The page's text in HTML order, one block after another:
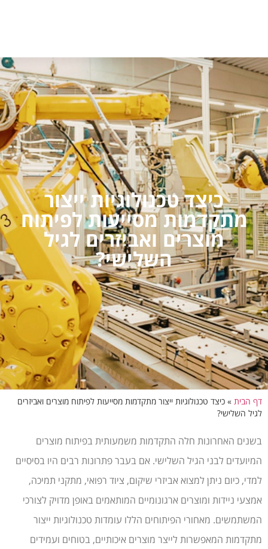
כיצד טכנולוגיות ייצור
מתקדמות מסייעות לפיתוח
מוצרים ואביזרים לגיל
השלישי?
דף הבית » כיצד טכנולוגיות ייצור מתקדמות מסייעות לפיתוח מוצרים ואביזרים
לגיל השלישי?
בשנים האחרונות חלה התקדמות משמעותית בפיתוח מוצרים
המיועדים לבני הגיל השלישי. אם בעבר פתרונות רבים היו בסיסיים
למדי, כיום ניתן למצוא אביזרי שיקום, ציוד רפואי, מתקני תמיכה,
אמצעי ניידות ומוצרים ארגונומיים המותאמים באופן מדויק לצורכי
המשתמשים. מאחורי הפיתוחים הללו עומדות טכנולוגיות ייצור
מתקדמות המאפשרות לייצר מוצרים איכותיים, בטוחים ועמידים